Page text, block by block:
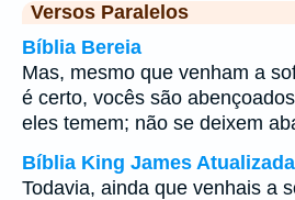
Versos Paralelos
Bíblia Bereia
Mas, mesmo que venham a
é certo, vocês são
eles temem; não se deixem
Bíblia King James Atualizada
Todavia, ainda que venhais a